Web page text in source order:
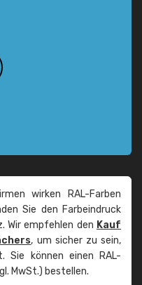
wirken RAL-Farben
Sie den Farbeindruck
Wir empfehlen den Kauf
, um sicher zu sein,
Sie können einen RAL-
MwSt.) bestellen.